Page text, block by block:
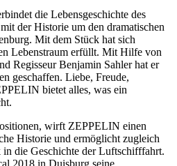
die Lebensgeschichte des
der Historie um den dramatischen
Mit dem Stück hat sich
Lebenstraum erfüllt. Mit Hilfe von
Regisseur Benjamin Sahler hat er
geschaffen. Liebe, Freude,
bietet alles, was ein
wirft ZEPPELIN einen
Historie und ermöglicht zugleich
die Geschichte der Luftschifffahrt.